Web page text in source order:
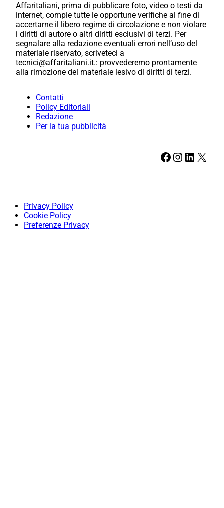
Affaritaliani, prima di pubblicare foto, video o testi da
internet, compie tutte le opportune verifiche al fine di
accertarne il libero regime di circolazione e non violare
i diritti di autore o altri diritti esclusivi di terzi. Per
segnalare alla redazione eventuali errori nell’uso del
materiale riservato, scriveteci a
tecnici@affaritaliani.it.: provvederemo prontamente
alla rimozione del materiale lesivo di diritti di terzi.
Contatti
Policy Editoriali
Redazione
Per la tua pubblicità
Facebook Instagram LinkedIn X
Privacy Policy
Cookie Policy
Preferenze Privacy